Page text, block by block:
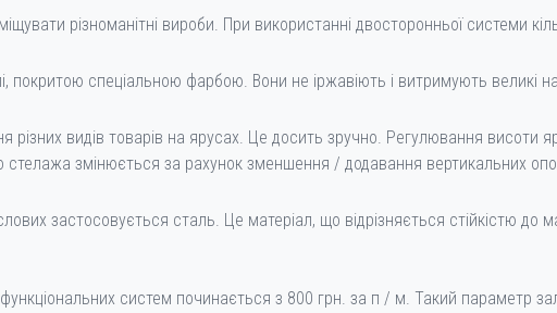
різноманітні вироби. При використанні двосторонньої системи
покритою спеціальною фарбою. Вони не іржавіють і витримують великі
видів товарів на ярусах. Це досить зручно. Регулювання висоти
змінюється за рахунок зменшення / додавання вертикальних
застосовується сталь. Це матеріал, що відрізняється стійкістю до
функціональних систем починається з 800 грн. за п / м. Такий параметр